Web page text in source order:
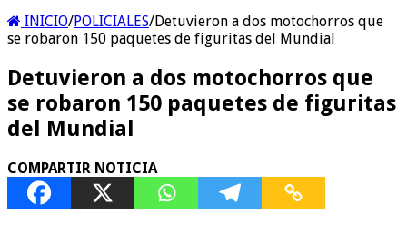
INICIO/POLICIALES/Detuvieron a dos motochorros que
se robaron 150 paquetes de figuritas del Mundial
Detuvieron a dos motochorros que
se robaron 150 paquetes de figuritas
del Mundial
COMPARTIR NOTICIA